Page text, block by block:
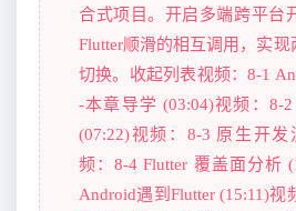
合式项目。开启多端跨平台
Flutter顺滑的相互调用，实
切换。收起列表视频：8-1
-本章导学 (03:04)视频：8-
(07:22)视频：8-3 原生开发
频：8-4 Flutter 覆盖面分析
Android遇到Flutter (15:11)视